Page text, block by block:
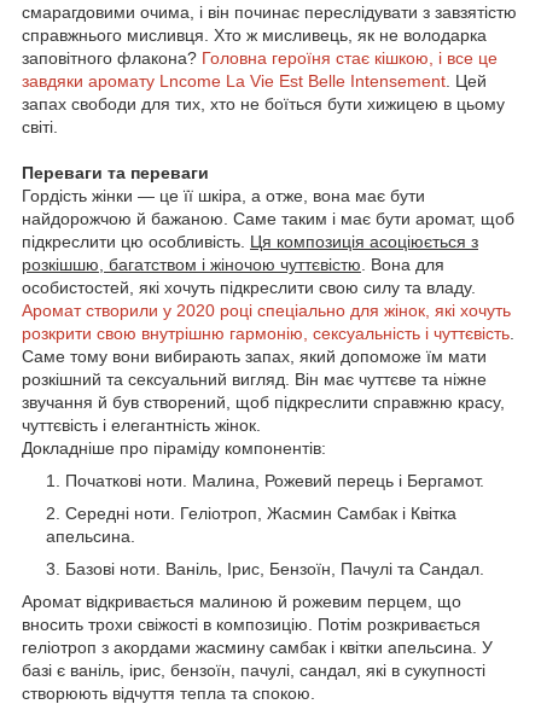
смарагдовими очима, і він починає переслідувати з завзятістю
справжнього мисливця. Хто ж мисливець, як не володарка
заповітного флакона? Головна героїня стає кішкою, і все це
завдяки аромату Lncome La Vie Est Belle Intensement . Цей
запах свободи для тих, хто не боїться бути хижицею в цьому
світі.
Переваги та переваги
Гордість жінки — це її шкіра, а отже, вона має бути
найдорожчою й бажаною. Саме таким і має бути аромат, щоб
підкреслити цю особливість. Ця композиція асоціюється з
розкішшю, багатством і жіночою чуттєвістю . Вона для
особистостей, які хочуть підкреслити свою силу та владу.
Аромат створили у 2020 році спеціально для жінок, які хочуть
розкрити свою внутрішню гармонію, сексуальність і чуттєвість
Саме тому вони вибирають запах, який допоможе їм мати
розкішний та сексуальний вигляд. Він має чуттєве та ніжне
звучання й був створений, щоб підкреслити справжню красу,
чуттєвість і елегантність жінок.
Докладніше про піраміду компонентів:
Початкові ноти. Малина, Рожевий перець і Бергамот.
Середні ноти. Геліотроп, Жасмин Самбак і Квітка
апельсина.
Базові ноти. Ваніль, Ірис, Бензоїн, Пачулі та Сандал.
Аромат відкривається малиною й рожевим перцем, що
вносить трохи свіжості в композицію. Потім розкривається
геліотроп з акордами жасмину самбак і квітки апельсина. У
базі є ваніль, ірис, бензоїн, пачулі, сандал, які в сукупності
створюють відчуття тепла та спокою.